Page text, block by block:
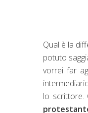
Qual è la
potuto
vorrei far
lo scrittore.